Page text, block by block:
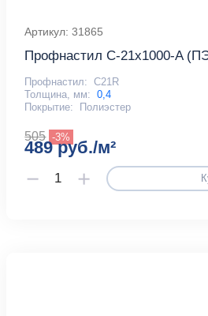
Артикул: 31865
Профнастил С-21x1000-A
Профнастил: С21R
Толщина, мм: 0,4
Покрытие:
Полиэстер
505 -3%
489 руб./м²